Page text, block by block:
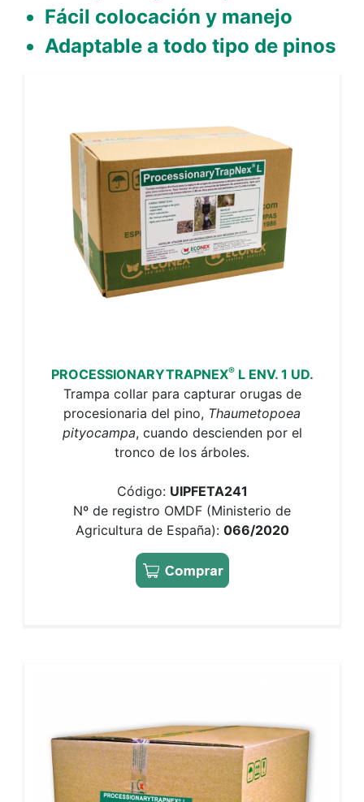
Fácil colocación y manejo
Adaptable a todo tipo de pinos
PROCESSIONARYTRAPNEX®L ENV. 1 UD.
Trampa collar para capturar orugas de
procesionaria del pino, Thaumetopoea
pityocampa, cuando descienden por el
tronco de los árboles.
Código: UIPFETA241
Nº de registro OMDF (Ministerio de
Agricultura de España): 066/2020